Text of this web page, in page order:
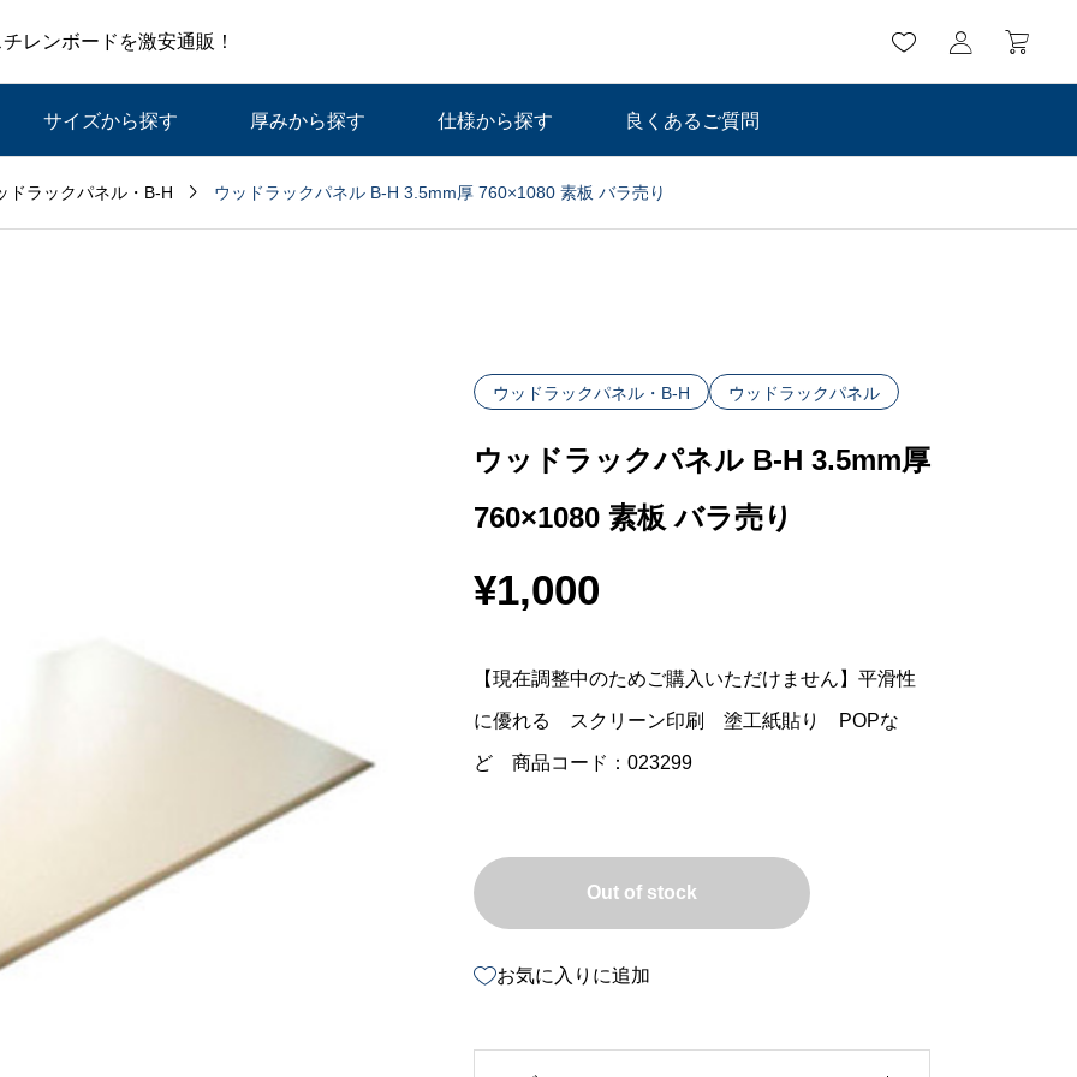
レンボードを激安通販！
サイズから探す 厚みから探す 仕様から探す 良くあるご質問
ドラックパネル・B-H  ウッドラックパネル B-H 3.5mm厚 760×1080 素板 バラ売り
ウッドラックパネル・B-H ウッドラックパネル
ウッドラックパネル B-H 3.5mm厚
760×1080 素板 バラ売り
¥1,000
【現在調整中のためご購入いただけません】平滑性
に優れる スクリーン印刷 塗工紙貼り POPな
ど 商品コード：023299
Out of stock
お気に入りに追加